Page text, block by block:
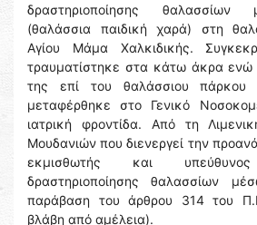
δραστηριοποίησης
(θαλάσσια παιδική χαρά) στη
Αγίου Μάμα Χαλκιδικής.
τραυματίστηκε στα κάτω άκρα
της επί του θαλάσσιου πάρκου
μεταφέρθηκε στο Γενικό
ιατρική φροντίδα. Από τη
Μουδανιών που διενεργεί την
εκμισθωτής και
δραστηριοποίησης θαλασσίων
παράβαση του άρθρου 314 του
βλάβη από αμέλεια).